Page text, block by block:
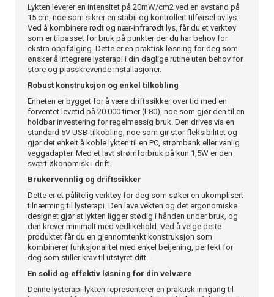
Lykten leverer en intensitet på 20mW/cm2 ved en avstand på
15 cm, noe som sikrer en stabil og kontrollert tilførsel av lys.
Ved å kombinere rødt og nær-infrarødt lys, får du et verktøy
som er tilpasset for bruk på punkter der du har behov for
ekstra oppfølging. Dette er en praktisk løsning for deg som
ønsker å integrere lysterapi i din daglige rutine uten behov for
store og plasskrevende installasjoner.
Robust konstruksjon og enkel tilkobling
Enheten er bygget for å være driftssikker over tid med en
forventet levetid på 20 000 timer (L80), noe som gjør den til en
holdbar investering for regelmessig bruk. Den drives via en
standard 5V USB-tilkobling, noe som gir stor fleksibilitet og
gjør det enkelt å koble lykten til en PC, strømbank eller vanlig
veggadapter. Med et lavt strømforbruk på kun 1,5W er den
svært økonomisk i drift.
Brukervennlig og driftssikker
Dette er et pålitelig verktøy for deg som søker en ukomplisert
tilnærming til lysterapi. Den lave vekten og det ergonomiske
designet gjør at lykten ligger stødig i hånden under bruk, og
den krever minimalt med vedlikehold. Ved å velge dette
produktet får du en gjennomtenkt konstruksjon som
kombinerer funksjonalitet med enkel betjening, perfekt for
deg som stiller krav til utstyret ditt.
En solid og effektiv løsning for din velvære
Denne lysterapi-lykten representerer en praktisk inngang til